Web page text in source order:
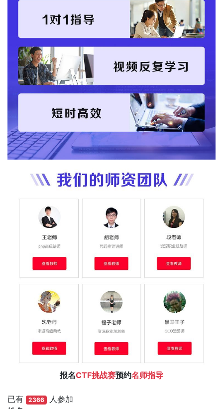
报名CTF挑战赛预约名师指导
已有 2366 人参加